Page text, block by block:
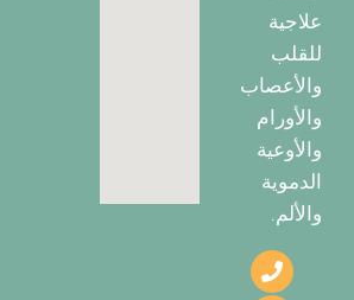
علاجية
للقلب
والأعصاب
والأورام
والأوعية
الدموية
والألم.